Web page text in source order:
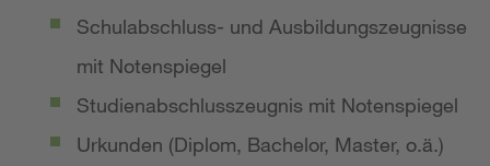
Schulabschluss- und Ausbildungszeugnisse
mit Notenspiegel
Studienabschlusszeugnis mit Notenspiegel
Urkunden (Diplom, Bachelor, Master, o.ä.)